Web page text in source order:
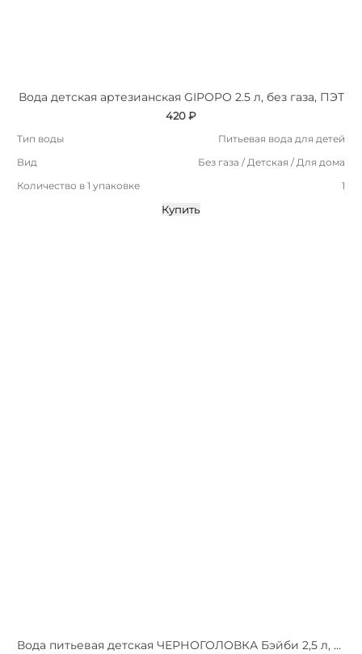
Вода детская артезианская GIPOPO 2.5 л, без газа, ПЭТ
420 ₽
Тип воды
Питьевая вода для детей
Вид
Без газа / Детская / Для дома
Количество в 1 упаковке
1
Купить
Вода питьевая детская ЧЕРНОГОЛОВКА Бэйби 2,5 л, без газа, ПЭТ